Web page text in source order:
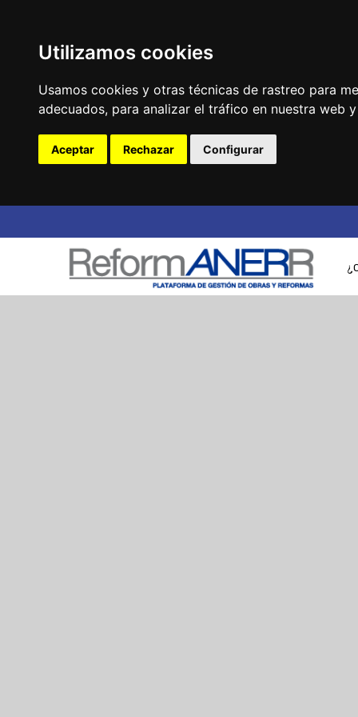
Utilizamos cookies
Usamos cookies y otras técnicas de rastreo para
adecuados, para analizar el tráfico en nuestra web
Aceptar Rechazar Configurar